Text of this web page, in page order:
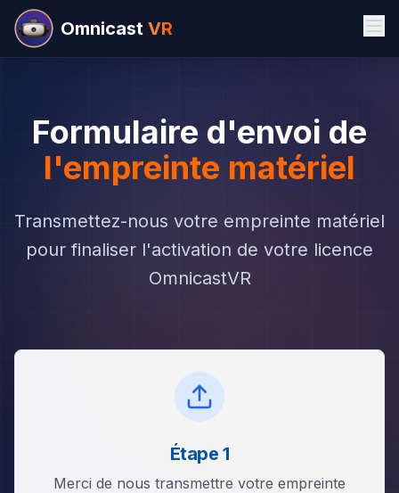
Omnicast VR
Formulaire d'envoi de
l'empreinte matériel
Transmettez-nous votre empreinte matériel
pour finaliser l'activation de votre licence
OmnicastVR
Étape 1
Merci de nous transmettre votre empreinte